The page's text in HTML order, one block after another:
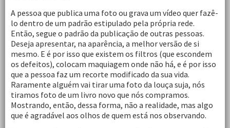
A pessoa que publica uma foto ou grava um vídeo quer fazê-
lo dentro de um padrão estipulado pela própria rede.
Então, segue o padrão da publicação de outras pessoas.
Deseja apresentar, na aparência, a melhor versão de si
mesmo. E é por isso que existem os filtros (que escondem
os defeitos), colocam maquiagem onde não há, e é por isso
que a pessoa faz um recorte modificado da sua vida.
Raramente alguém vai tirar uma foto da louça suja, nós
tiramos foto de um livro novo que nós compramos.
Mostrando, então, dessa forma, não a realidade, mas algo
que é agradável aos olhos de quem está nos observando.